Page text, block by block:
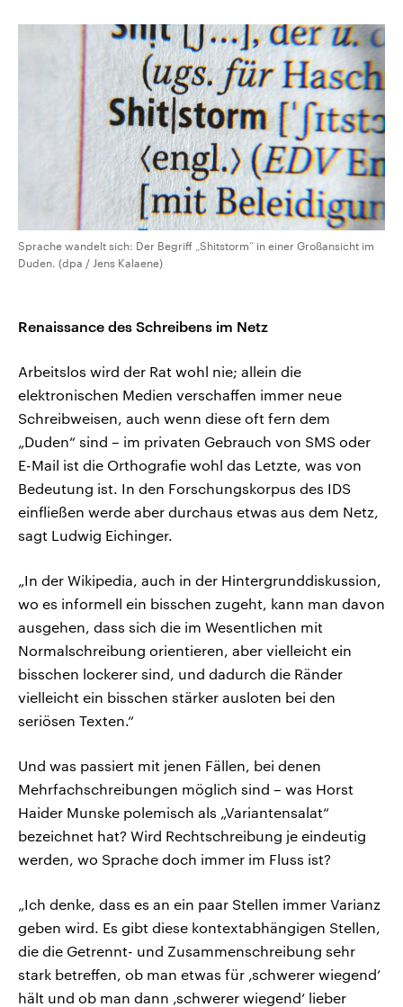
Sprache wandelt sich: Der Begriff „Shitstorm“ in einer Großansicht im
Duden. (dpa / Jens Kalaene)
Renaissance des Schreibens im Netz
Arbeitslos wird der Rat wohl nie; allein die
elektronischen Medien verschaffen immer neue
Schreibweisen, auch wenn diese oft fern dem
„Duden“ sind – im privaten Gebrauch von SMS oder
E-Mail ist die Orthografie wohl das Letzte, was von
Bedeutung ist. In den Forschungskorpus des IDS
einfließen werde aber durchaus etwas aus dem Netz,
sagt Ludwig Eichinger.
„In der Wikipedia, auch in der Hintergrunddiskussion,
wo es informell ein bisschen zugeht, kann man davon
ausgehen, dass sich die im Wesentlichen mit
Normalschreibung orientieren, aber vielleicht ein
bisschen lockerer sind, und dadurch die Ränder
vielleicht ein bisschen stärker ausloten bei den
seriösen Texten.“
Und was passiert mit jenen Fällen, bei denen
Mehrfachschreibungen möglich sind – was Horst
Haider Munske polemisch als „Variantensalat“
bezeichnet hat? Wird Rechtschreibung je eindeutig
werden, wo Sprache doch immer im Fluss ist?
„Ich denke, dass es an ein paar Stellen immer Varianz
geben wird. Es gibt diese kontextabhängigen Stellen,
die die Getrennt- und Zusammenschreibung sehr
stark betreffen, ob man etwas für ‚schwerer wiegend‘
hält und ob man dann ‚schwerer wiegend‘ lieber